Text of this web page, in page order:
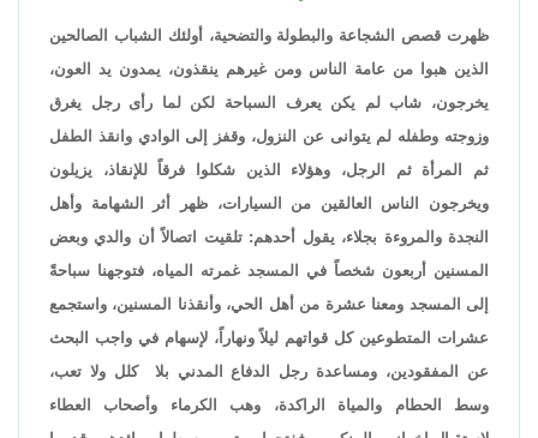
ظهرت قصص الشجاعة والبطولة والتضحية، أولئك الشباب الصالحين
الذين هبوا من عامة الناس ومن غيرهم ينقذون، يمدون يد العون،
يخرجون، شاب لم يكن يعرف السباحة لكن لما رأى رجل يغرق
وزوجته وطفله لم يتوانى عن النزول، وقفز إلى الوادي وانقذ الطفل
ثم المرأة ثم الرجل، وهؤلاء الذين شكلوا فرقاً للإنقاذ، يزيلون
ويخرجون الناس العالقين من السيارات، ظهر أثر الشهامة وأهل
النجدة والمروءة بجلاء، يقول أحدهم: تلقيت اتصالاً أن والدي وبعض
المسنين أربعون شخصاً في المسجد غمرته المياه، فتوجهنا سباحةً
إلى المسجد ومعنا عشرة من أهل الحي، وأنقذنا المسنين، واستجمع
عشرات المتطوعين كل قواتهم ليلاً ونهاراً، لإسهام في واجب البحث
عن المفقودين، ومساعدة رجل الدفاع المدني بلا كلل ولا تعب،
وسط الحطام والمياة الراكدة، وهب الكرماء وأصحاب العطاء